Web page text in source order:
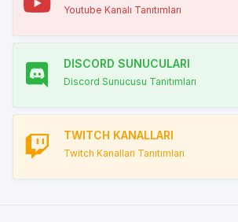
Youtube Kanalı Tanıtımları
DISCORD SUNUCULARI
Discord Sunucusu Tanıtımları
TWITCH KANALLARI
Twitch Kanalları Tanıtımları